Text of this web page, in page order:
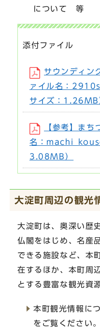
について 等
添付ファイル
サウンディン
ァイル名：
サイズ：1.26MB
【参考】まち
名：
3.08MB）
大淀町周辺の観光
大淀町は、奥深い歴
仏閣をはじめ、名産
できる施設など、本
在するほか、本町周
とする豊富な観光資
本町観光情報に
をご覧ください。